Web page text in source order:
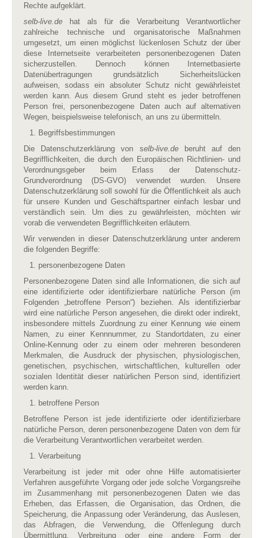
Rechte aufgeklärt.
selb-live.de hat als für die Verarbeitung Verantwortlicher
zahlreiche technische und organisatorische Maßnahmen
umgesetzt, um einen möglichst lückenlosen Schutz der über
diese Internetseite verarbeiteten personenbezogenen Daten
sicherzustellen. Dennoch können Internetbasierte
Datenübertragungen grundsätzlich Sicherheitslücken
aufweisen, sodass ein absoluter Schutz nicht gewährleistet
werden kann. Aus diesem Grund steht es jeder betroffenen
Person frei, personenbezogene Daten auch auf alternativen
Wegen, beispielsweise telefonisch, an uns zu übermitteln.
Begriffsbestimmungen
Die Datenschutzerklärung von selb-live.deberuht auf den
Begrifflichkeiten, die durch den Europäischen Richtlinien- und
Verordnungsgeber beim Erlass der Datenschutz-
Grundverordnung (DS-GVO) verwendet wurden. Unsere
Datenschutzerklärung soll sowohl für die Öffentlichkeit als auch
für unsere Kunden und Geschäftspartner einfach lesbar und
verständlich sein. Um dies zu gewährleisten, möchten wir
vorab die verwendeten Begrifflichkeiten erläutern.
Wir verwenden in dieser Datenschutzerklärung unter anderem
die folgenden Begriffe:
personenbezogene Daten
Personenbezogene Daten sind alle Informationen, die sich auf
eine identifizierte oder identifizierbare natürliche Person (im
Folgenden „betroffene Person“) beziehen. Als identifizierbar
wird eine natürliche Person angesehen, die direkt oder indirekt,
insbesondere mittels Zuordnung zu einer Kennung wie einem
Namen, zu einer Kennnummer, zu Standortdaten, zu einer
Online-Kennung oder zu einem oder mehreren besonderen
Merkmalen, die Ausdruck der physischen, physiologischen,
genetischen, psychischen, wirtschaftlichen, kulturellen oder
sozialen Identität dieser natürlichen Person sind, identifiziert
werden kann.
betroffene Person
Betroffene Person ist jede identifizierte oder identifizierbare
natürliche Person, deren personenbezogene Daten von dem für
die Verarbeitung Verantwortlichen verarbeitet werden.
Verarbeitung
Verarbeitung ist jeder mit oder ohne Hilfe automatisierter
Verfahren ausgeführte Vorgang oder jede solche Vorgangsreihe
im Zusammenhang mit personenbezogenen Daten wie das
Erheben, das Erfassen, die Organisation, das Ordnen, die
Speicherung, die Anpassung oder Veränderung, das Auslesen,
das Abfragen, die Verwendung, die Offenlegung durch
Übermittlung, Verbreitung oder eine andere Form der